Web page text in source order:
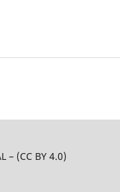
– (CC BY 4.0)